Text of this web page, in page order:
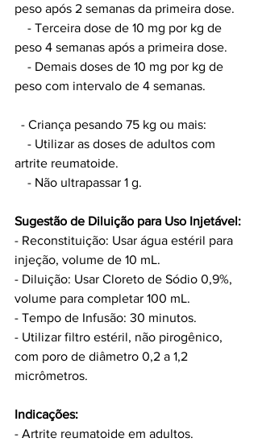
peso após 2 semanas da primeira dose.
peso 4 semanas após a primeira dose.
peso com intervalo de 4 semanas.
  - Criança pesando 75 kg ou mais:
artrite reumatoide.
    - Não ultrapassar 1 g.
Sugestão de Diluição para Uso Injetável:
- Reconstituição: Usar água estéril para
injeção, volume de 10 mL.
- Diluição: Usar Cloreto de Sódio 0,9%,
volume para completar 100 mL.
- Tempo de Infusão: 30 minutos.
- Utilizar filtro estéril, não pirogênico,
com poro de diâmetro 0,2 a 1,2
micrômetros.
Indicações:
- Artrite reumatoide em adultos.